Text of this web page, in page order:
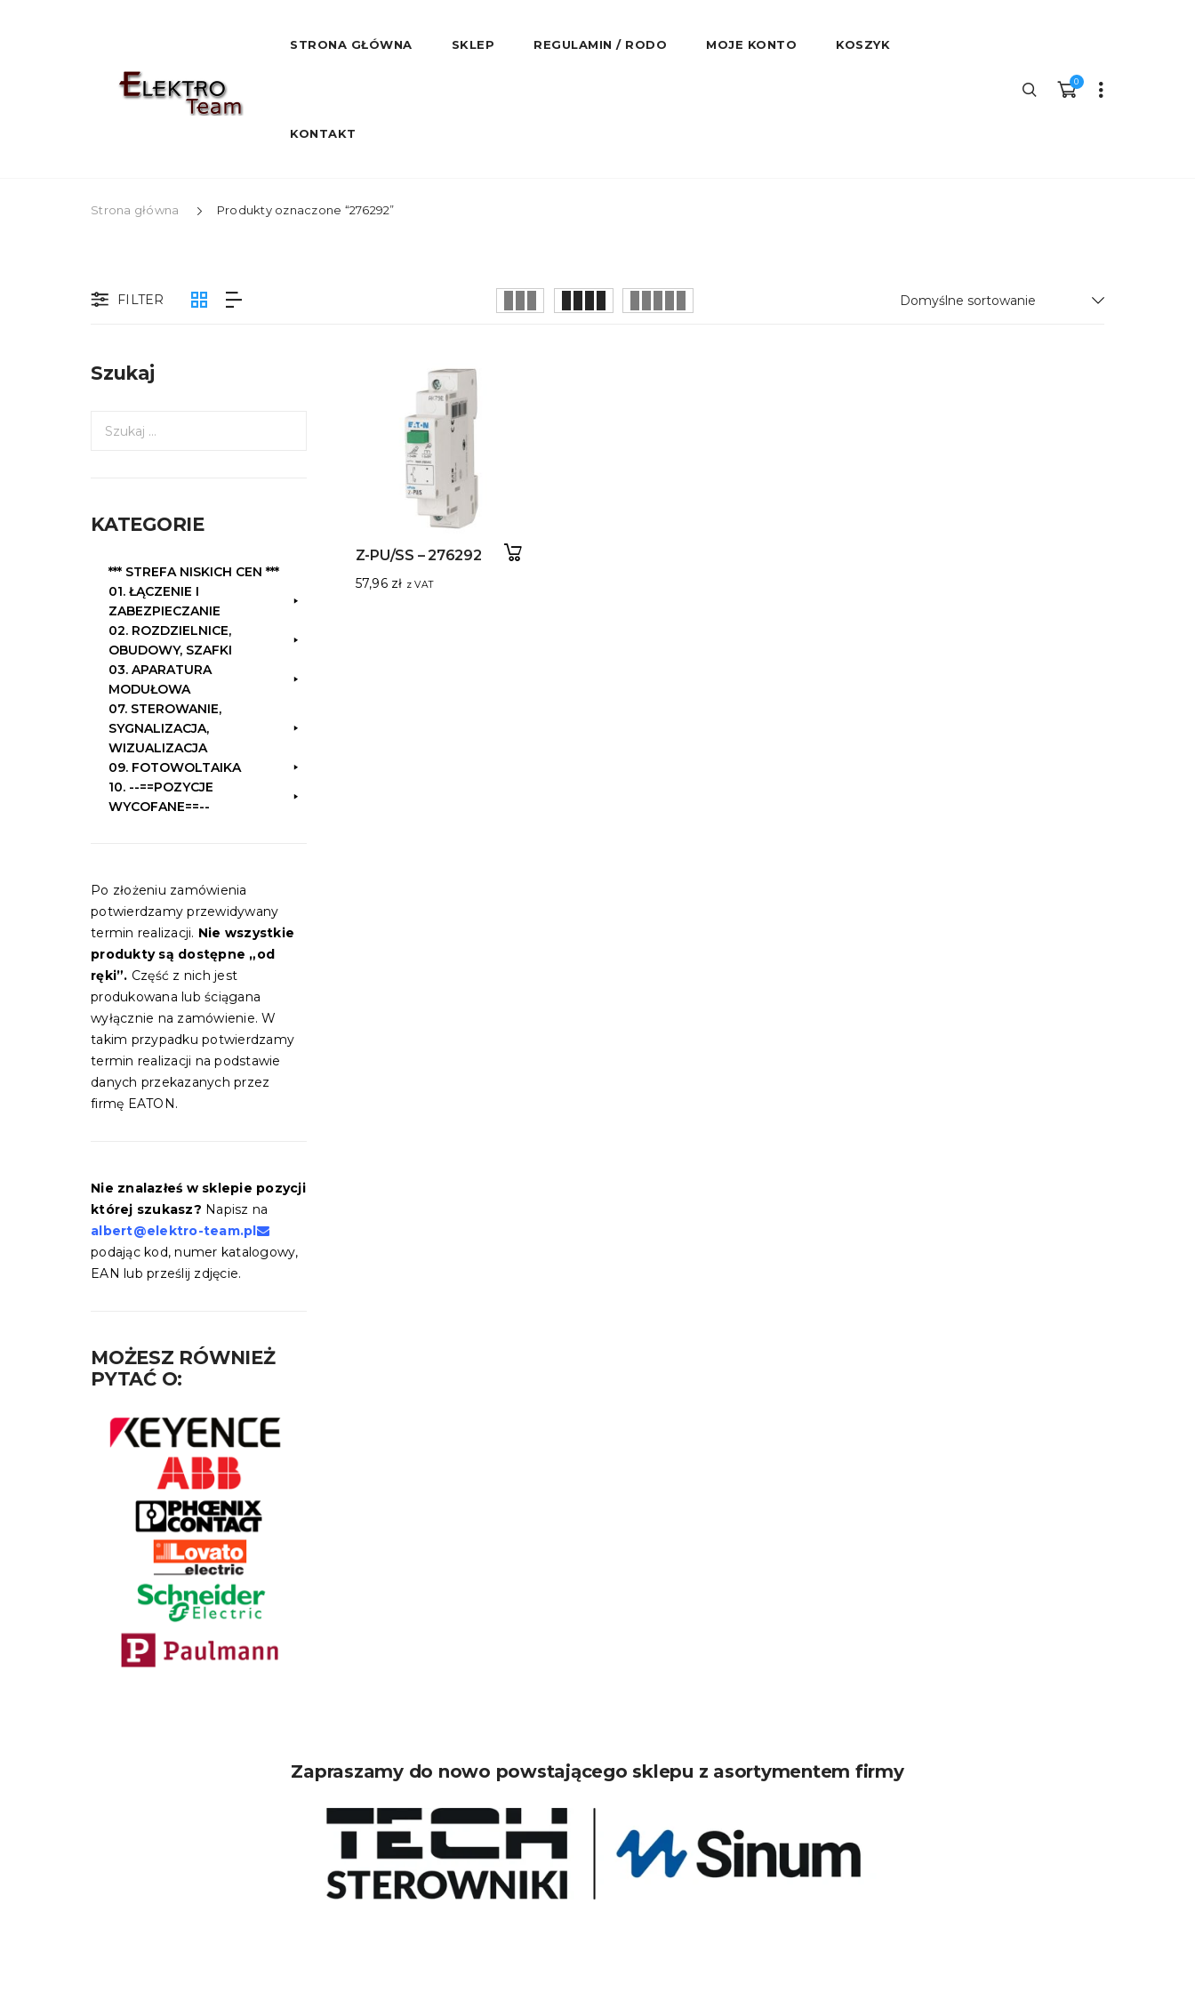
STRONA GŁÓWNA SKLEP REGULAMIN / RODO MOJE KONTO KOSZYK
KONTAKT
0
Strona główna Produkty oznaczone “276292”
FILTER
Szukaj
jKATEGORIE
*** STREFA NISKICH CEN ***
01. ŁĄCZENIE I
ZABEZPIECZANIE
02. ROZDZIELNICE,
OBUDOWY, SZAFKI
03. APARATURA
MODUŁOWA
07. STEROWANIE,
SYGNALIZACJA,
WIZUALIZACJA
09. FOTOWOLTAIKA
10. --==POZYCJE
WYCOFANE==--
Po złożeniu zamówienia
potwierdzamy przewidywany
termin realizacji. Nie wszystkie
produkty są dostępne „od
ręki”. Część z nich jest
produkowana lub ściągana
wyłącznie na zamówienie. W
takim przypadku potwierdzamy
termin realizacji na podstawie
danych przekazanych przez
firmę EATON.
Nie znalazłeś w sklepie pozycji
której szukasz? Napisz na
albert@elektro-team.pl
podając kod, numer katalogowy,
EAN lub prześlij zdjęcie.
MOŻESZ RÓWNIEŻ
PYTAĆ O:
Z-PU/SS – 276292
57,96 zł z VAT
Zapraszamy do nowo powstającego sklepu z asortymentem firmy